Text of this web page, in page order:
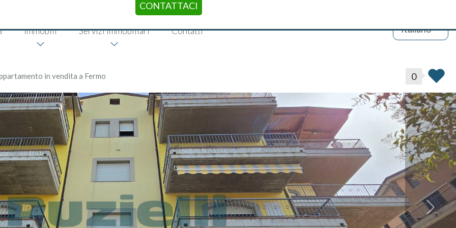
Immobili Servizi immobiliari Contatti Italiano
CONTATTACI
in vendita a Fermo 0